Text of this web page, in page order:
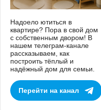
Надоело ютиться в
квартире? Пора в свой дом
с собственным двором! В
нашем телеграм-канале
рассказываем, как
построить тёплый и
надёжный дом для семьи.
Перейти на канал